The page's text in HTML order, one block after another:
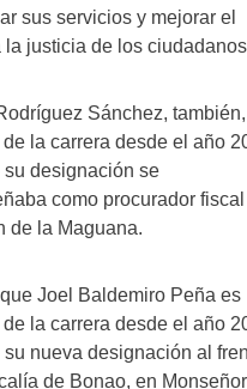
sus servicios y mejorar el
la justicia de los
Sánchez,
la carrera desde el año
su designación se
como procurador fiscal
de la Maguana.
Joel Baldemiro Peña es
la carrera desde el año
su nueva designación al
de Bonao, en Monseñor